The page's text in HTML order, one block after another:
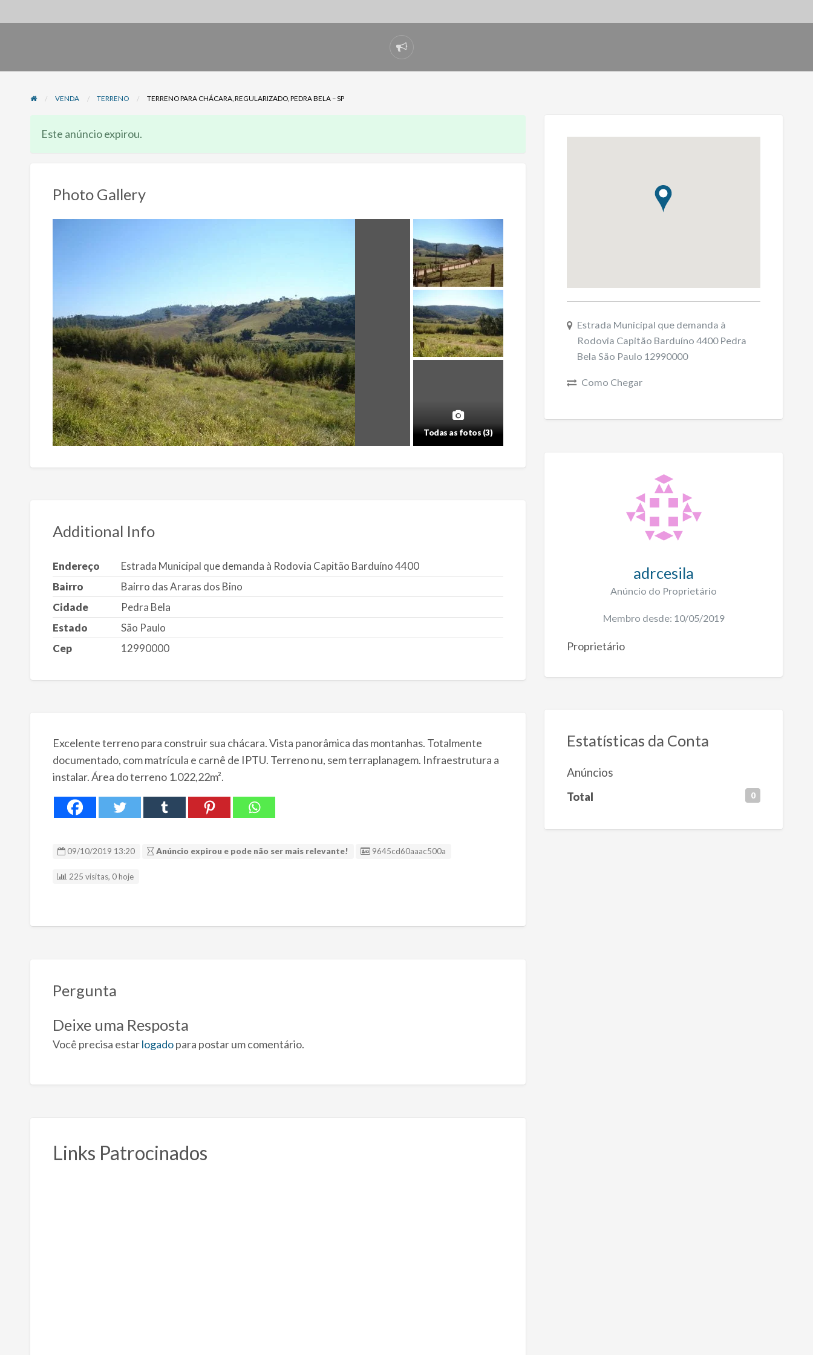
Denunciar
problema
VENDA TERRENO TERRENO PARA CHÁCARA, REGULARIZADO, PEDRA BELA – SP
Este anúncio expirou.
Photo Gallery
Todas as fotos (3)
Additional Info
Endereço
Estrada Municipal que demanda à Rodovia Capitão Barduíno 4400
Bairro
Bairro das Araras dos Bino
Cidade
Pedra Bela
Estado
São Paulo
Cep
12990000
Excelente terreno para construir sua chácara. Vista panorâmica das montanhas. Totalmente
documentado, com matrícula e carnê de IPTU. Terreno nu, sem terraplanagem. Infraestrutura a
instalar. Área do terreno 1.022,22m².
09/10/2019 13:20 Anúncio expirou e pode não ser mais relevante! ID Anúncio
9645cd60aaac500a
225 visitas, 0 hoje
Pergunta
Deixe uma Resposta
Você precisa estarlogadopara postar um comentário.
Links Patrocinados
Estrada Municipal que demanda à
Rodovia Capitão Barduíno 4400 Pedra
Bela São Paulo 12990000
Como Chegar
adrcesila
Anúncio do Proprietário
Membro desde: 10/05/2019
Proprietário
Estatísticas da Conta
Anúncios
Total 0